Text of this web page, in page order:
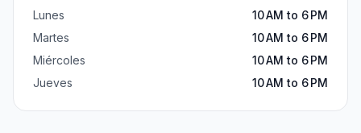
Lunes
10 AM to 6 PM
Martes
10 AM to 6 PM
Miércoles
10 AM to 6 PM
Jueves
10 AM to 6 PM